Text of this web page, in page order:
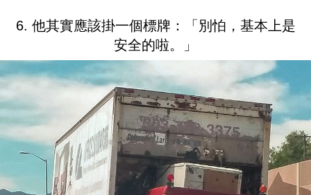
6. 他其實應該掛一個標牌：「別怕，基本上是
安全的啦。」